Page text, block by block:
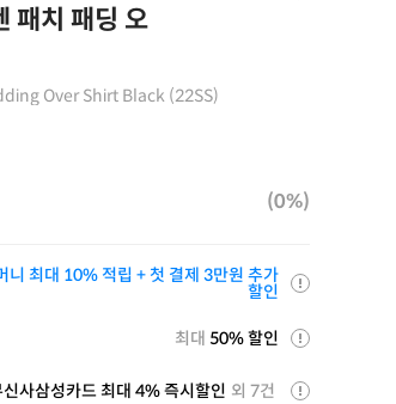
패치 패딩 오
Over Shirt Black (22SS)
(0%)
니 최대 10% 적립 + 첫 결제 3만원 추가
할인
최대 50% 할인
사삼성카드 최대 4% 즉시할인 외 7건